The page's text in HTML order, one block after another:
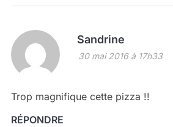
Sandrine
30 mai 2016 à 17h33
Trop magnifique cette pizza !!
RÉPONDRE